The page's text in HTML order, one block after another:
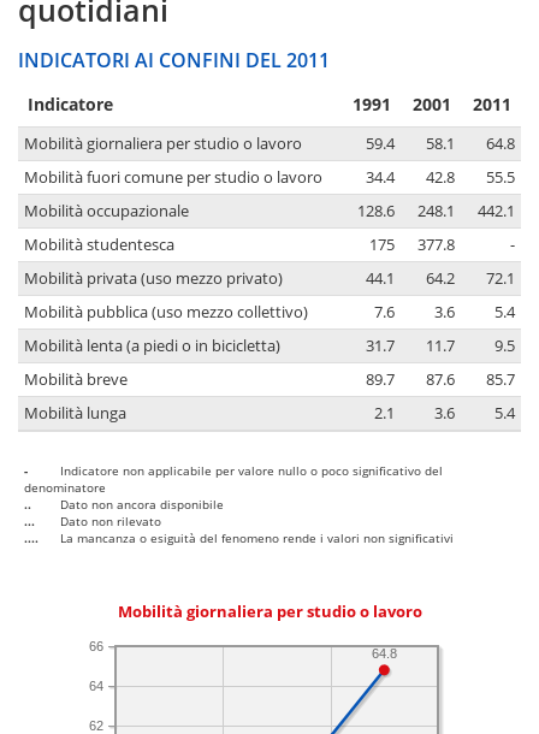
quotidiani
INDICATORI AI CONFINI DEL 2011
Indicatore 1991 2001 2011
Mobilità giornaliera per studio o lavoro 59.4 58.1
64.8
Mobilità fuori comune per studio o lavoro
34.4 42.8
55.5
Mobilità occupazionale
128.6 248.1
442.1
Mobilità studentesca
175 377.8
-
Mobilità privata (uso mezzo privato)
44.1 64.2
72.1
Mobilità pubblica (uso mezzo collettivo)
7.6 3.6
5.4
Mobilità lenta (a piedi o in bicicletta)
31.7 11.7
9.5
Mobilità breve
89.7 87.6
85.7
Mobilità lunga
2.1 3.6 5.4
-
Indicatore non applicabile per valore nullo o poco significativo del
denominatore
..
Dato non ancora disponibile
...
Dato non rilevato
....
La mancanza o esiguità del fenomeno rende i valori non significativi
Mobilità giornaliera per studio o lavoro
62
64
66
64.8